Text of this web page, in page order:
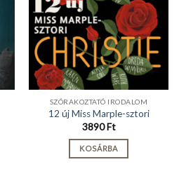
SZÓRAKOZTATÓ IRODALOM
12 új Miss Marple-sztori
3890Ft
KOSÁRBA